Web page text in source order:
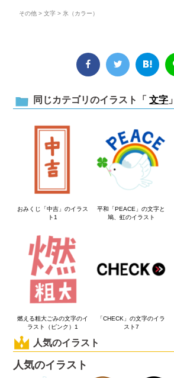
その他 >文字 > 氷（カラー）
同じカテゴリのイラスト「 文字 」
おみくじ「中吉」のイラス
ト1
平和「PEACE」の文字と
鳩、虹のイラスト
燃える粗大ごみの文字のイ
ラスト（ピンク）1
「CHECK」の文字のイラ
スト7
人気のイラスト
人気のイラスト